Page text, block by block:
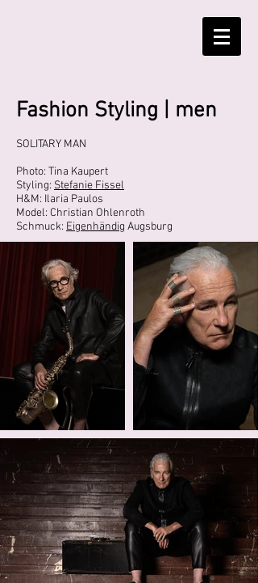
Fashion Styling | men
SOLITARY MAN
Photo: Tina Kaupert
Styling: Stefanie Fissel
H&M: Ilaria Paulos
Model: Christian Ohlenroth
Schmuck: Eigenhändig Augsburg